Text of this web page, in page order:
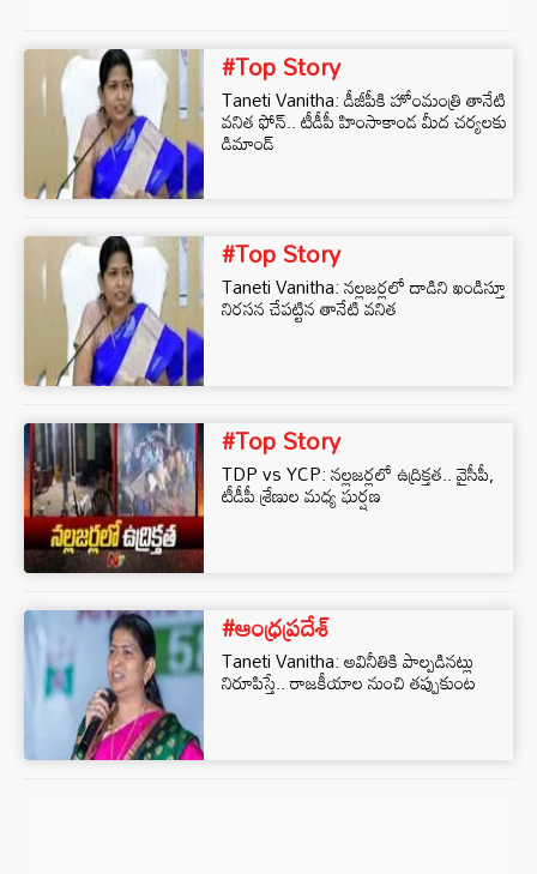
#Top Story
Taneti Vanitha: డీజీపీకి హోంమంత్రి తానేటి
వనిత ఫోన్.. టీడీపీ హింసాకాండ మీద చర్యలకు
డిమాండ్
#Top Story
Taneti Vanitha: నల్లజర్లలో దాడిని ఖండిస్తూ
నిరసన చేపట్టిన తానేటి వనిత
#Top Story
TDP vs YCP: నల్లజర్లలో ఉద్రిక్తత.. వైసీపీ,
టీడీపీ శ్రేణుల మధ్య ఘర్షణ
#ఆంధ్రప్రదేశ్
Taneti Vanitha: అవినీతికి పాల్పడినట్లు
నిరూపిస్తే.. రాజకీయాల నుంచి తప్పుకుంట